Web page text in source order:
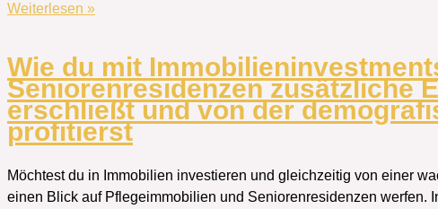
Weiterlesen »
Wie du mit
Seniorenresidenzen zusätzliche
erschließt und von der
profitierst
Möchtest du in Immobilien investieren und gleichzeitig von einer
einen Blick auf Pflegeimmobilien und Seniorenresidenzen werfen.